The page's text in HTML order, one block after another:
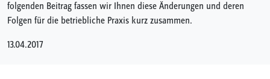
folgenden Beitrag fassen wir Ihnen diese Änderungen und deren
Folgen für die betriebliche Praxis kurz zusammen.
13.04.2017